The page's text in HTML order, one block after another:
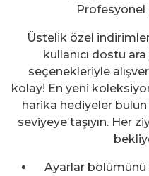
Profesyonel
Üstelik özel
kullanıcı dostu
seçenekleriyle
kolay! En yeni
harika hediyeler bulun
seviyeye taşıyın. Her
Ayarlar